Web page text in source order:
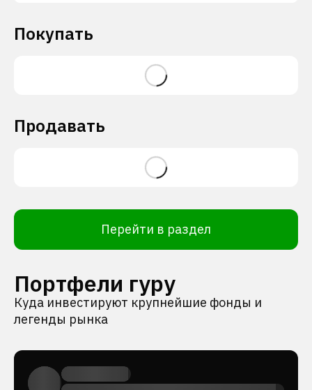
Покупать
Продавать
Перейти в раздел
Портфели гуру
Куда инвестируют крупнейшие фонды и
легенды рынка